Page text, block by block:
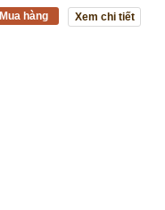
Mua hàng
Xem chi tiết